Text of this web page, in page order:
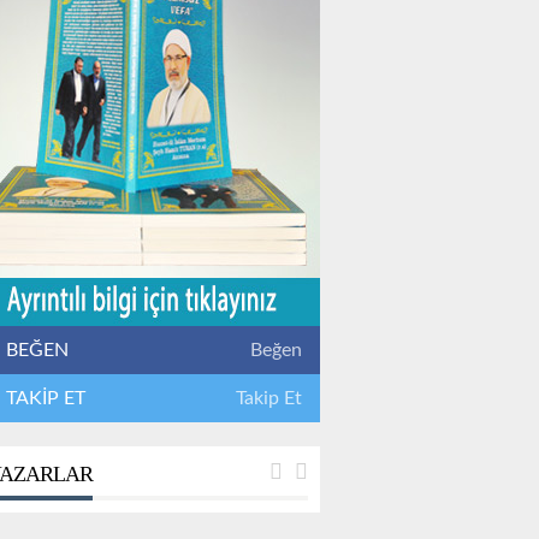
BEĞEN Beğen
TAKİP ET Takip Et